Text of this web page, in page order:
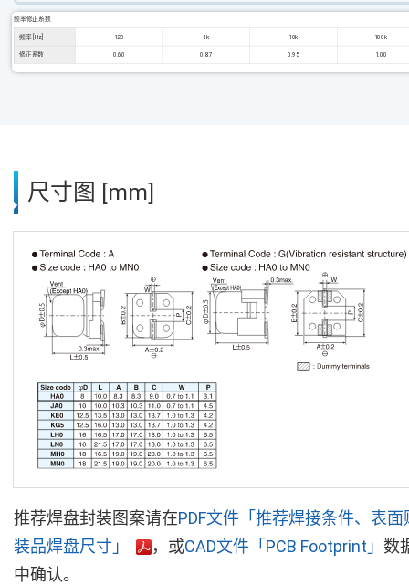
频率修正系数
频率 [Hz] 120 1k 10k 100k
修正系数 0.60 0.87 0.95 1.00
尺寸图 [mm]
推荐焊盘封装图案请在PDF文件「推荐焊接条件、表面
装品焊盘尺寸」
，或CAD文件「PCB Footprint」 数
中确认。